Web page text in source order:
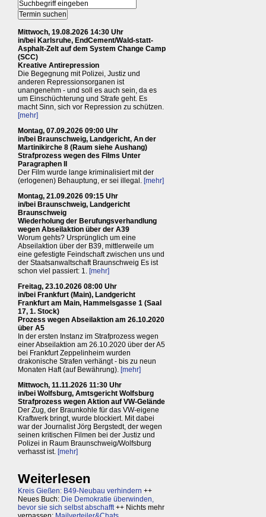
Mittwoch, 19.08.2026 14:30 Uhr
in/bei Karlsruhe, EndCement/Wald-statt-
Asphalt-Zelt auf dem System Change Camp
(SCC)
Kreative Antirepression
Die Begegnung mit Polizei, Justiz und
anderen Repressionsorganen ist
unangenehm - und soll es auch sein, da es
um Einschüchterung und Strafe geht. Es
macht Sinn, sich vor Repression zu schützen.
[mehr]
Montag, 07.09.2026 09:00 Uhr
in/bei Braunschweig, Landgericht, An der
Martinikirche 8 (Raum siehe Aushang)
Strafprozess wegen des Films Unter
Paragraphen II
Der Film wurde lange kriminalisiert mit der
(erlogenen) Behauptung, er sei illegal. [mehr]
Montag, 21.09.2026 09:15 Uhr
in/bei Braunschweig, Landgericht
Braunschweig
Wiederholung der Berufungsverhandlung
wegen Abseilaktion über der A39
Worum gehts? Ursprünglich um eine
Abseilaktion über der B39, mittlerweile um
eine gefestigte Feindschaft zwischen uns und
der Staatsanwaltschaft Braunschweig Es ist
schon viel passiert: 1. [mehr]
Freitag, 23.10.2026 08:00 Uhr
in/bei Frankfurt (Main), Landgericht
Frankfurt am Main, Hammelsgasse 1 (Saal
17, 1. Stock)
Prozess wegen Abseilaktion am 26.10.2020
über A5
In der ersten Instanz im Strafprozess wegen
einer Abseilaktion am 26.10.2020 über der A5
bei Frankfurt Zeppelinheim wurden
drakonische Strafen verhängt - bis zu neun
Monaten Haft (auf Bewährung). [mehr]
Mittwoch, 11.11.2026 11:30 Uhr
in/bei Wolfsburg, Amtsgericht Wolfsburg
Strafprozess wegen Aktion auf VW-Gelände
Der Zug, der Braunkohle für das VW-eigene
Kraftwerk bringt, wurde blockiert. Mit dabei
war der Journalist Jörg Bergstedt, der wegen
seinen kritischen Filmen bei der Justiz und
Polizei in Raum Braunschweig/Wolfsburg
verhasst ist. [mehr]
Weiterlesen
Kreis Gießen: B49-Neubau verhindern ++
Neues Buch: Die Demokratie überwinden,
bevor sie sich selbst abschafft++ Nichts mehr